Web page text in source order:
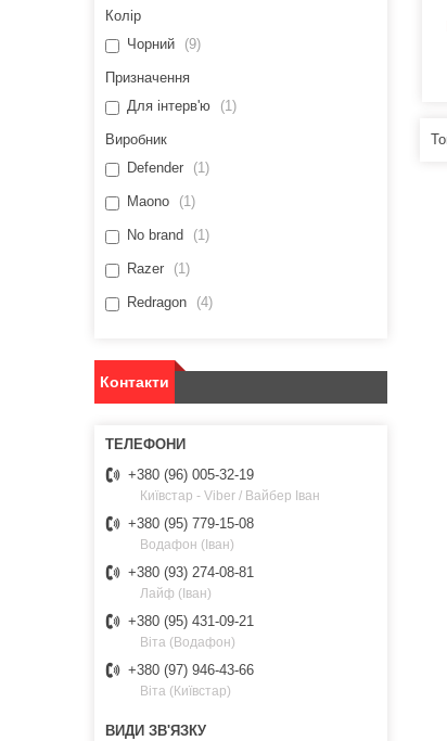
Колір
Чорний
9
Призначення
Для інтерв'ю
1
Виробник
Defender
1
Maono 1
No brand 1
Razer 1
Redragon 4
Контакти
+380 (96) 005-32-19
Київстар - Viber / Вайбер Іван
+380 (95) 779-15-08
Водафон (Іван)
+380 (93) 274-08-81
Лайф (Іван)
+380 (95) 431-09-21
Віта (Водафон)
+380 (97) 946-43-66
Віта (Київстар)